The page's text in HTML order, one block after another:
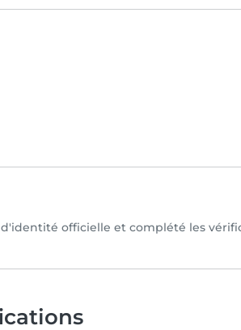
officielle et complété les